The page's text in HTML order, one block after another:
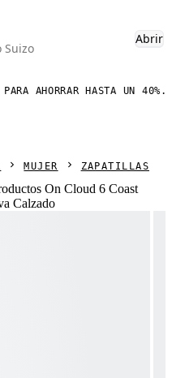
Suizo
Abrir
HASTA UN 40%.
MUJER ZAPATILLAS
On Cloud 6 Coast
Calzado